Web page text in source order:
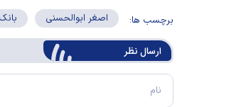
برچسب ها: اصغر ابوالحسنی
ارسال‌ نظر